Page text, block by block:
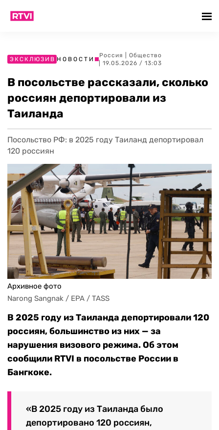
ЭКСКЛЮЗИВ НОВОСТИ
Россия
Общество
| 19.05.2026 / 13:03
В посольстве рассказали, сколько
россиян депортировали из
Таиланда
Посольство РФ: в 2025 году Таиланд депортировал
120 россиян
Архивное фото
Narong Sangnak / EPA / TASS
В 2025 году из Таиланда депортировали 120
россиян, большинство из них — за
нарушения визового режима. Об этом
сообщили RTVI в посольстве России в
Бангкоке.
«В 2025 году из Таиланда было
депортировано 120 россиян,